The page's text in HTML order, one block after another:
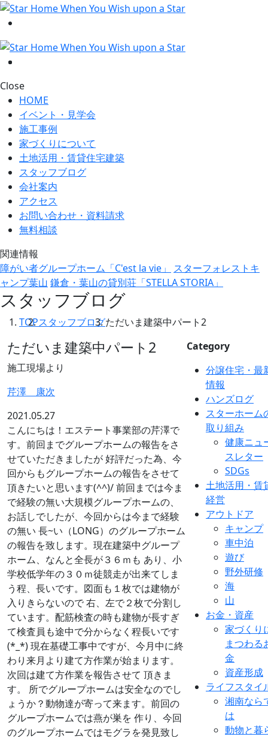
Close
HOME
イベント・見学会
施工事例
家づくりについて
土地活用・賃貸住宅建築
スタッフブログ
会社案内
アクセス
お問い合わせ・資料請求
無料相談
関連情報
障がい者グループホーム「C'est la vie」
スターフォレストキ
ャンプ葉山 鎌倉・葉山の貸別荘「STELLA STORIA」
スタッフブログ
TOPスタッフブログただいま建築中パート2
ただいま建築中パート2
施工現場より
芹澤 康次
2021.05.27
こんにちは！エステート事業部の芹澤で
す。前回までグループホームの報告をさ
せていただきましたが 好評だった為、今
回からもグループホームの報告をさせて
頂きたいと思います(^^)/ 前回までは今ま
で経験の無い大規模グループホームの、
お話しでしたが、今回からは今まで経験
の無い 長~い（LONG）のグループホーム
の報告を致します。現在建築中グループ
ホーム、なんと全長が３６ｍも あり、小
学校低学年の３０ｍ徒競走が出来てしま
う程、長いです。図面も１枚では建物が
入りきらないので 右、左で２枚で分割し
ています。配筋検査の時も建物が長すぎ
て検査員も途中で分からなく程長いです
(*_*) 現在基礎工事中ですが、今月中に終
わり来月より建て方作業が始まります。
次回は建て方作業を報告させて 頂きま
す。 所でグループホームは安全なのでし
ょうか？動物達が寄って来ます。前回の
グループホームでは燕が巣を 作り、今回
のグループホームではモグラを発見致し
Category
分譲住宅・最
情報
ハンズログ
スターホーム
取り組み
健康ニュ
スレター
SDGs
土地活用・賃
経営
アウトドア
キャンプ
車中泊
遊び
野外研修
海
山
お金・資産
家づくり
まつわる
金
資産形成
ライフスタイ
湘南なら
は
動物と暮